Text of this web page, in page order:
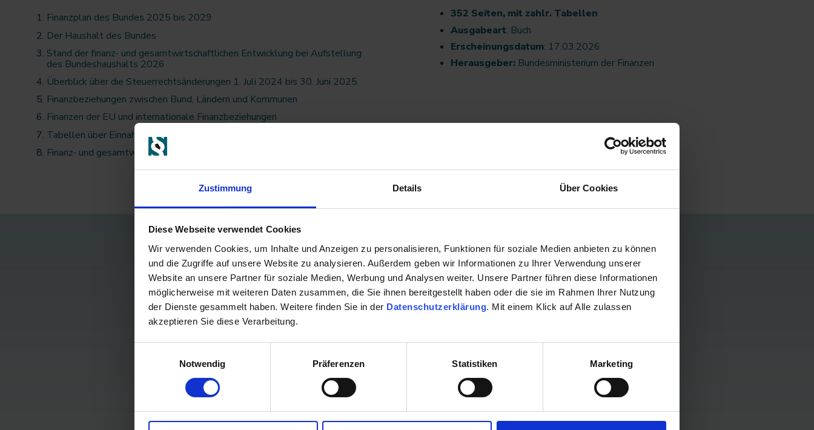
Zustimmung Details Über Cookies
Diese Webseite verwendet Cookies
Wir verwenden Cookies, um Inhalte und Anzeigen zu personalisieren, Funktionen für soziale Medien anbieten zu können
und die Zugriffe auf unsere Website zu analysieren. Außerdem geben wir Informationen zu Ihrer Verwendung unserer
Website an unsere Partner für soziale Medien, Werbung und Analysen weiter. Unsere Partner führen diese Informationen
möglicherweise mit weiteren Daten zusammen, die Sie ihnen bereitgestellt haben oder die sie im Rahmen Ihrer Nutzung
der Dienste gesammelt haben. Weitere finden Sie in der Datenschutzerklärung. Mit einem Klick auf Alle zulassen
akzeptieren Sie diese Verarbeitung.
Notwendig Präferenzen Statistiken Marketing
Finanzplan des Bundes 2025 bis 2029
Der Haushalt des Bundes
Stand der finanz- und gesamtwirtschaftlichen Entwicklung bei Aufstellung
des Bundeshaushalts 2026
Überblick über die Steuerrechtsänderungen 1. Juli 2024 bis 30. Juni 2025
Finanzbeziehungen zwischen Bund, Ländern und Kommunen
Finanzen der EU und internationale Finanzbeziehungen
Tabellen über Einnahmen und Ausgaben des Bundes
Finanz- und gesamtwirtschaftliche Übersichten
352 Seiten, mit zahlr. Tabellen
Ausgabeart: Buch
Erscheinungsdatum: 17.03.2026
Herausgeber: Bundesministerium der Finanzen
Jetzt bestellen
versandkostenfrei
sofort verfügbar, Lieferzeit 2-3 Werktage
31,78 €
inkl. 7% MwSt. zzgl. Versandkosten für Ausland